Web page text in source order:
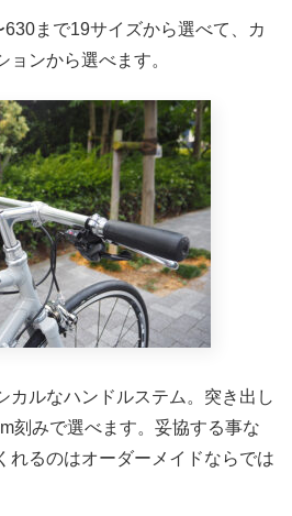
まで19サイズから選べて、カ
ンから選べます。
カルなハンドルステム。突き出し
刻みで選べます。妥協する事な
れるのはオーダーメイドならでは